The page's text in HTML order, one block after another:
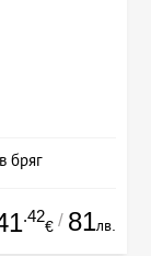
бряг
.42
€ / 81лв.